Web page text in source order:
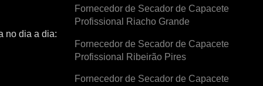
no dia a dia:
Fornecedor de Secador de Capacete
Profissional Riacho Grande
Fornecedor de Secador de Capacete
Profissional Ribeirão Pires
Fornecedor de Secador de Capacete